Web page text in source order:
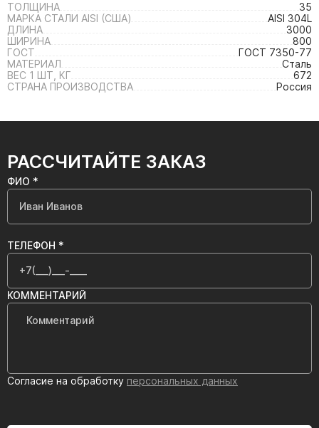
ТОЛЩИНА
35
МАРКА СТАЛИ AISI (США)
AISI 304L
ДЛИНА
3000
ШИРИНА
800
ГОСТ
ГОСТ 7350-77
МАТЕРИАЛ
Сталь
ВЕС 1 ШТ, КГ
672
СТРАНА ПРОИЗВОДСТВА
Россия
РАССЧИТАЙТЕ ЗАКАЗ
ФИО *
ТЕЛЕФОН *
КОММЕНТАРИЙ
Согласие на обработку персональных данных